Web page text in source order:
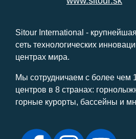
Sitour International -
сеть технологических
центрах мира.
Мы сотрудничаем с более чем
центров в 8 странах:
горные курорты, бассейны и